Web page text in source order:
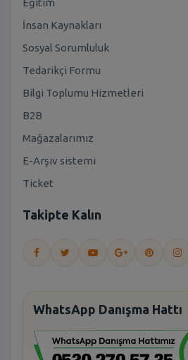
Eğitim
İnsan Kaynakları
Sosyal Sorumluluk
Tedarikçi Formu
Bilgi Toplumu Hizmetleri
B2B
Mağazalarımız
E-Arşiv sistemi
Ticket
Takipte Kalın
WhatsApp Danışma Hattı